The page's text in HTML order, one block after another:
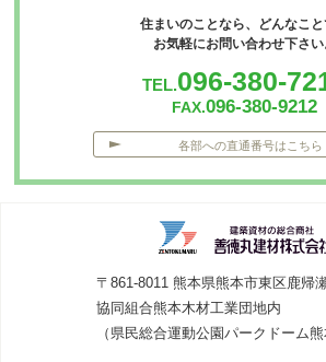
住まいのことなら、どんなこと
お気軽にお問い合わせ下さい
TEL.096-380-
FAX.096-380-9212
各部への直通番号はこちら
〒861-8011 熊本県熊本市東区鹿帰
協同組合熊本木材工業団地内
（県民総合運動公園パークドーム熊